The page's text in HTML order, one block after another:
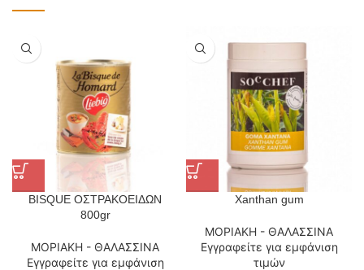
BISQUE ΟΣΤΡΑΚΟΕΙΔΩΝ
800gr
ΜΟΡΙΑΚΗ - ΘΑΛΑΣΣΙΝΑ
Εγγραφείτε για εμφάνιση
Xanthan gum
ΜΟΡΙΑΚΗ - ΘΑΛΑΣΣΙΝΑ
Εγγραφείτε για εμφάνιση
τιμών